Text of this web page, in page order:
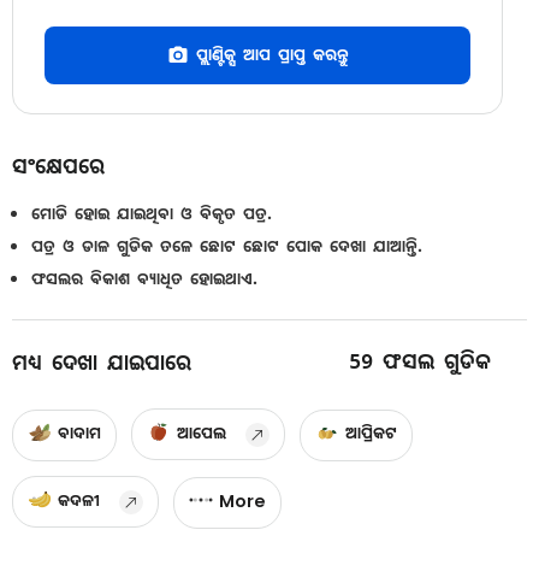
ପ୍ଲାଣ୍ଟିକ୍ସ ଆପ ପ୍ରାପ୍ତ କରନ୍ତୁ
ସଂକ୍ଷେପରେ
ମୋଡି ହୋଇ ଯାଇଥିବା ଓ ବିକୃତ ପତ୍ର.
ପତ୍ର ଓ ଡାଳ ଗୁଡିକ ତଳେ ଛୋଟ ଛୋଟ ପୋକ ଦେଖା ଯାଆନ୍ତି.
ଫସଲର ବିକାଶ ବ୍ୟାଧିତ ହୋଇଥାଏ.
ମଧ୍ୟ ଦେଖା ଯାଇପାରେ 59 ଫସଲ ଗୁଡିକ
ବାଦାମ ଆପେଲ ଆପ୍ରିକଟ
କଦଳୀ More